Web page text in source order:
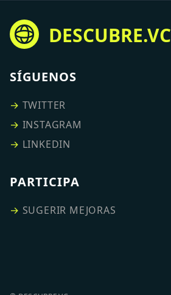
DESCUBRE.VC
SÍGUENOS
→ TWITTER
→ INSTAGRAM
→ LINKEDIN
PARTICIPA
→ SUGERIR MEJORAS